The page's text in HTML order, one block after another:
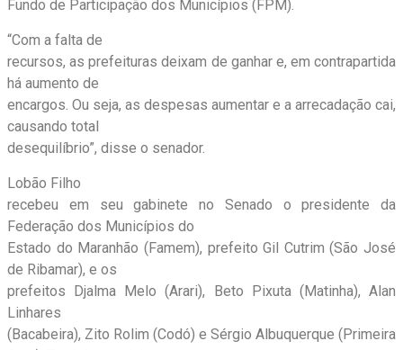
Fundo de Participação dos Municípios (FPM).
“Com a falta de
recursos, as prefeituras deixam de ganhar e, em contrapartida
há aumento de
encargos. Ou seja, as despesas aumentar e a arrecadação cai,
causando total
desequilíbrio”, disse o senador.
Lobão Filho
recebeu em seu gabinete no Senado o presidente da
Federação dos Municípios do
Estado do Maranhão (Famem), prefeito Gil Cutrim (São José
de Ribamar), e os
prefeitos Djalma Melo (Arari), Beto Pixuta (Matinha), Alan
Linhares
(Bacabeira), Zito Rolim (Codó) e Sérgio Albuquerque (Primeira